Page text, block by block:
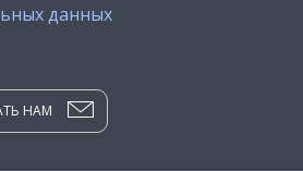
данных
НАМ